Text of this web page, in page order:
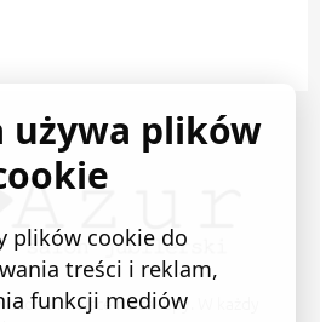
miejsce na zakupy. W każdy
używa plików
plików cookie do
treści i reklam,
funkcji mediów